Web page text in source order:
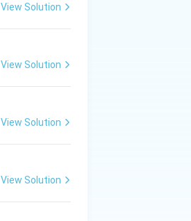
View Solution
View Solution
View Solution
View Solution